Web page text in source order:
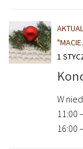
1
W
11:00
16:00